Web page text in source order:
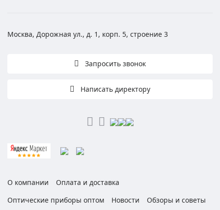
Москва, Дорожная ул., д. 1, корп. 5, строение 3
Запросить звонок
Написать директору
О компании
Оплата и доставка
Оптические приборы оптом
Новости
Обзоры и советы